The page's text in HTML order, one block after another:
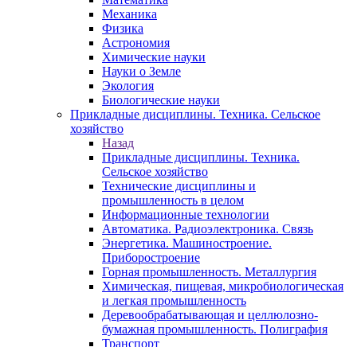
Механика
Физика
Астрономия
Химические науки
Науки о Земле
Экология
Биологические науки
Прикладные дисциплины. Техника. Сельское
хозяйство
Назад
Прикладные дисциплины. Техника.
Сельское хозяйство
Технические дисциплины и
промышленность в целом
Информационные технологии
Автоматика. Радиоэлектроника. Связь
Энергетика. Машиностроение.
Приборостроение
Горная промышленность. Металлургия
Химическая, пищевая, микробиологическая
и легкая промышленность
Деревообрабатывающая и целлюлозно-
бумажная промышленность. Полиграфия
Транспорт